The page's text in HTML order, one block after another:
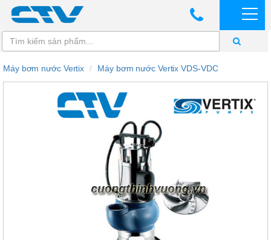
Máy bơm nước Vertix Máy bơm nước Vertix VDS-VDC